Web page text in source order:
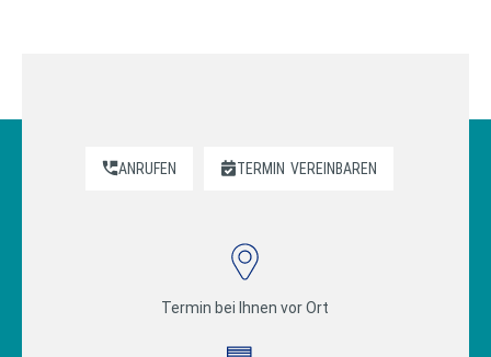
ANRUFEN TERMIN VEREINBAREN
Termin bei Ihnen vor Ort